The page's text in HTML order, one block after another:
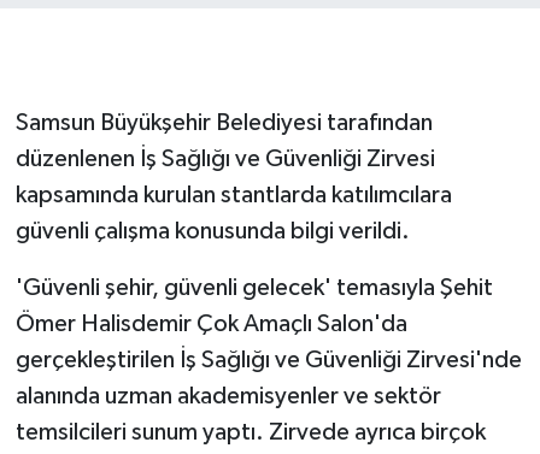
Samsun Büyükşehir Belediyesi tarafından
düzenlenen İş Sağlığı ve Güvenliği Zirvesi
kapsamında kurulan stantlarda katılımcılara
güvenli çalışma konusunda bilgi verildi.
'Güvenli şehir, güvenli gelecek' temasıyla Şehit
Ömer Halisdemir Çok Amaçlı Salon'da
gerçekleştirilen İş Sağlığı ve Güvenliği Zirvesi'nde
alanında uzman akademisyenler ve sektör
temsilcileri sunum yaptı. Zirvede ayrıca birçok